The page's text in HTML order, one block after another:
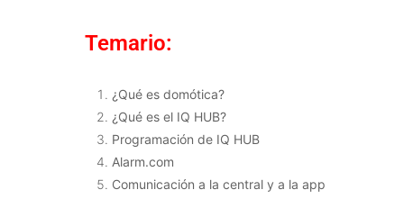
Temario:
¿Qué es domótica?
¿Qué es el IQ HUB?
Programación de IQ HUB
Alarm.com
Comunicación a la central y a la app